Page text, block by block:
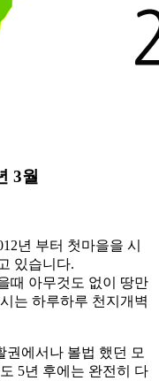
3월
년 부터 첫마을을 시
있습니다.
때 아무것도 없이 땅만
는 하루하루 천지개벽
권에서나 볼법 했던 모
5년 후에는 완전히 다